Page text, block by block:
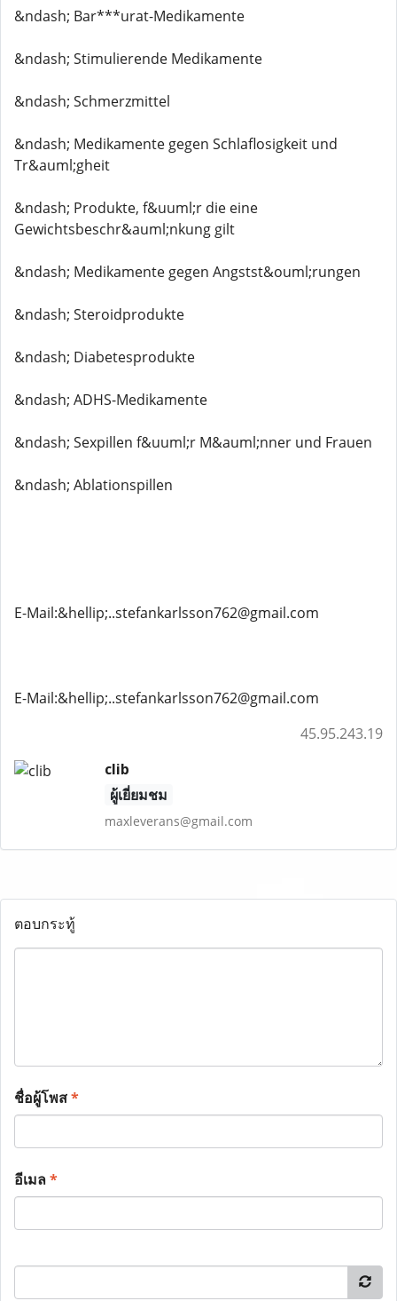
&ndash; Bar***urat-Medikamente
&ndash; Stimulierende Medikamente
&ndash; Schmerzmittel
&ndash; Medikamente gegen Schlaflosigkeit und
Tr&auml;gheit
&ndash; Produkte, f&uuml;r die eine
Gewichtsbeschr&auml;nkung gilt
&ndash; Medikamente gegen Angstst&ouml;rungen
&ndash; Steroidprodukte
&ndash; Diabetesprodukte
&ndash; ADHS-Medikamente
&ndash; Sexpillen f&uuml;r M&auml;nner und Frauen
&ndash; Ablationspillen
E-Mail:&hellip;..stefankarlsson762@gmail.com
E-Mail:&hellip;..stefankarlsson762@gmail.com
45.95.243.19
clib
ผู้เยี่ยมชม
maxleverans@gmail.com
ตอบกระทู้
ชื่อผู้โพส*
อีเมล*